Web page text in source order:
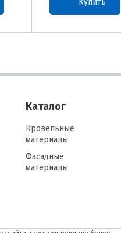
Каталог
Кровельные
материалы
Фасадные
материалы